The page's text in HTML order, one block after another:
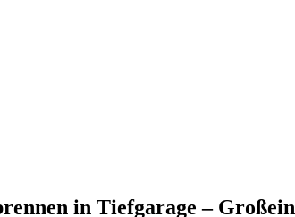
in Tiefgarage –